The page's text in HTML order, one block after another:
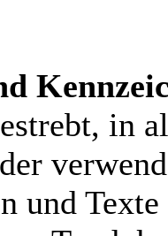
in
und